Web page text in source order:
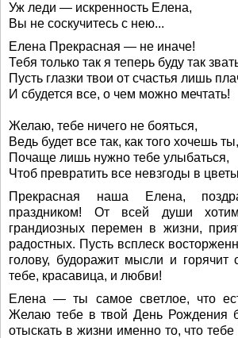
Уж леди — искренность Елена,
Вы не соскучитесь с нею...
Елена Прекрасная — не иначе!
Тебя только так я теперь буду так
Пусть глазки твои от счастья лишь
И сбудется все, о чем можно мечтать!
Желаю, тебе ничего не бояться,
Ведь будет все так, как того хочешь ты,
Почаще лишь нужно тебе улыбаться,
Чтоб превратить все невзгоды в
Прекрасная наша Елена,
праздником! От всей души
грандиозных перемен в жизни,
радостных. Пусть всплеск
голову, будоражит мысли и горячит
тебе, красавица, и любви!
Елена — ты самое светлое, что
Желаю тебе в твой День Рождения
отыскать в жизни именно то, что